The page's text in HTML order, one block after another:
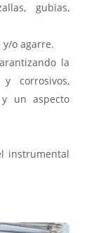
gubias,
o agarre.
la
corrosivos,
un aspecto
instrumental